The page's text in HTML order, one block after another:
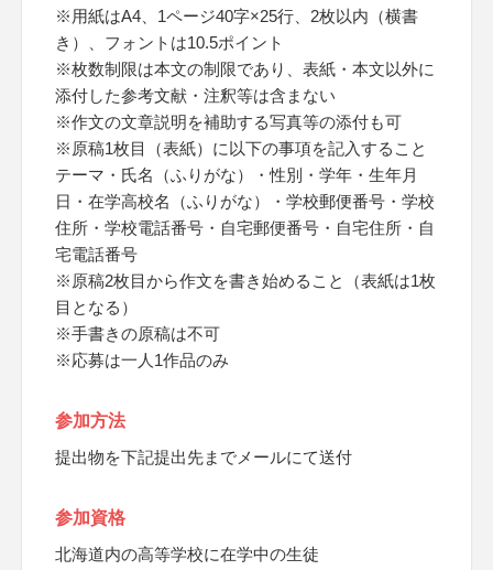
※用紙はA4、1ページ40字×25行、2枚以内（横書
き）、フォントは10.5ポイント
※枚数制限は本文の制限であり、表紙・本文以外に
添付した参考文献・注釈等は含まない
※作文の文章説明を補助する写真等の添付も可
※原稿1枚目（表紙）に以下の事項を記入すること
テーマ・氏名（ふりがな）・性別・学年・生年月
日・在学高校名（ふりがな）・学校郵便番号・学校
住所・学校電話番号・自宅郵便番号・自宅住所・自
宅電話番号
※原稿2枚目から作文を書き始めること（表紙は1枚
目となる）
※手書きの原稿は不可
※応募は一人1作品のみ
参加方法
提出物を下記提出先までメールにて送付
参加資格
北海道内の高等学校に在学中の生徒